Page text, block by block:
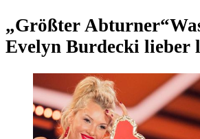
„Größter Abturner“
Evelyn Burdecki lieber